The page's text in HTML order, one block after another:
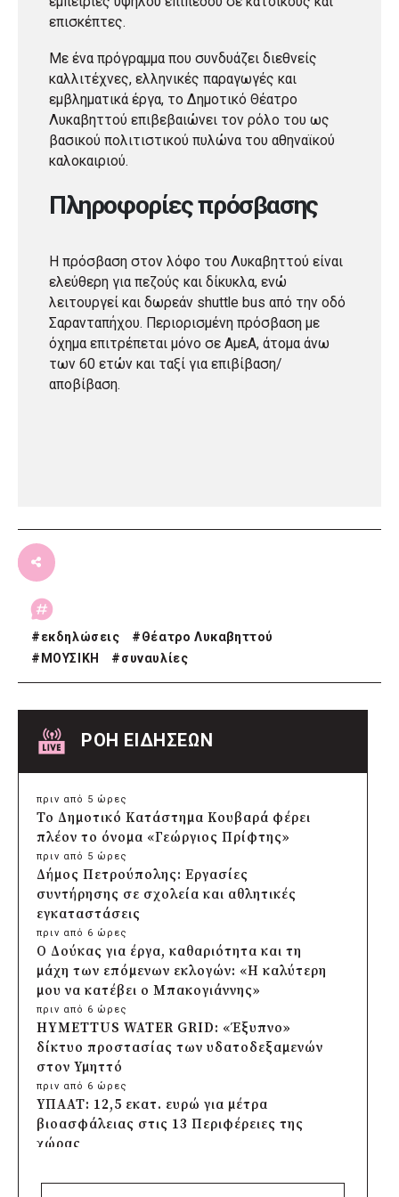
επισκέπτες.
Με ένα πρόγραμμα που συνδυάζει διεθνείς
καλλιτέχνες, ελληνικές παραγωγές και
εμβληματικά έργα, το Δημοτικό Θέατρο
Λυκαβηττού επιβεβαιώνει τον ρόλο του ως
βασικού πολιτιστικού πυλώνα του αθηναϊκού
καλοκαιριού.
Πληροφορίες πρόσβασης
Η πρόσβαση στον λόφο του Λυκαβηττού είναι
ελεύθερη για πεζούς και δίκυκλα, ενώ
λειτουργεί και δωρεάν shuttle bus από την οδό
Σαρανταπήχου. Περιορισμένη πρόσβαση με
όχημα επιτρέπεται μόνο σε ΑμεΑ, άτομα άνω
των 60 ετών και ταξί για επιβίβαση/
αποβίβαση.
#εκδηλώσεις #Θέατρο Λυκαβηττού
# ΜΟΥΣΙΚΗ #συναυλίες
ΡΟΗ ΕΙΔΗΣΕΩΝ
πριν από 5 ώρες
Το Δημοτικό Κατάστημα Κουβαρά φέρει
πλέον το όνομα «Γεώργιος Πρίφτης»
πριν από 5 ώρες
Δήμος Πετρούπολης: Εργασίες
συντήρησης σε σχολεία και αθλητικές
εγκαταστάσεις
πριν από 6 ώρες
Ο Δούκας για έργα, καθαριότητα και τη
μάχη των επόμενων εκλογών: «Η καλύτερη
μου να κατέβει ο Μπακογιάννης»
πριν από 6 ώρες
HYMETTUS WATER GRID: «Έξυπνο»
δίκτυο προστασίας των υδατοδεξαμενών
στον Υμηττό
πριν από 6 ώρες
ΥΠΑΑΤ: 12,5 εκατ. ευρώ για μέτρα
βιοασφάλειας στις 13 Περιφέρειες της
χώρας
Πρέσπεια 2026: Έξι ημέρες πολιτισμού,